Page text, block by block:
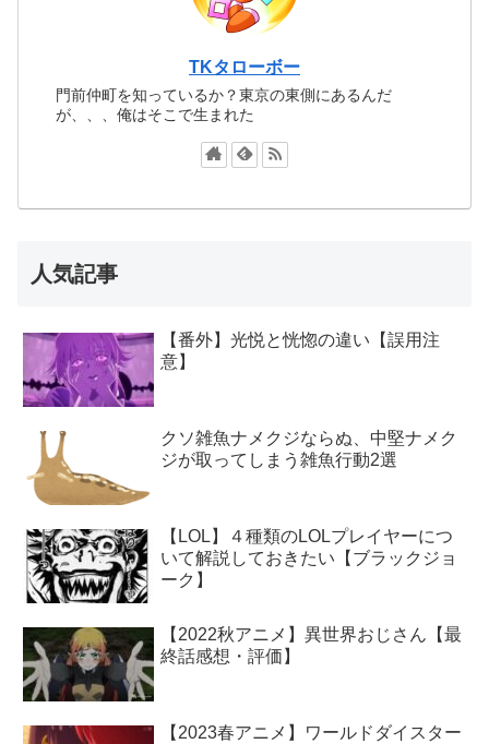
TKタローボー
門前仲町を知っているか？東京の東側にあるんだ
が、、、俺はそこで生まれた
人気記事
【番外】光悦と恍惚の違い【誤用注
意】
クソ雑魚ナメクジならぬ、中堅ナメク
ジが取ってしまう雑魚行動2選
【LOL】４種類のLOLプレイヤーにつ
いて解説しておきたい【ブラックジョ
ーク】
【2022秋アニメ】異世界おじさん【最
終話感想・評価】
【2023春アニメ】ワールドダイスター